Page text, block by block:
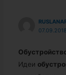
Идеи